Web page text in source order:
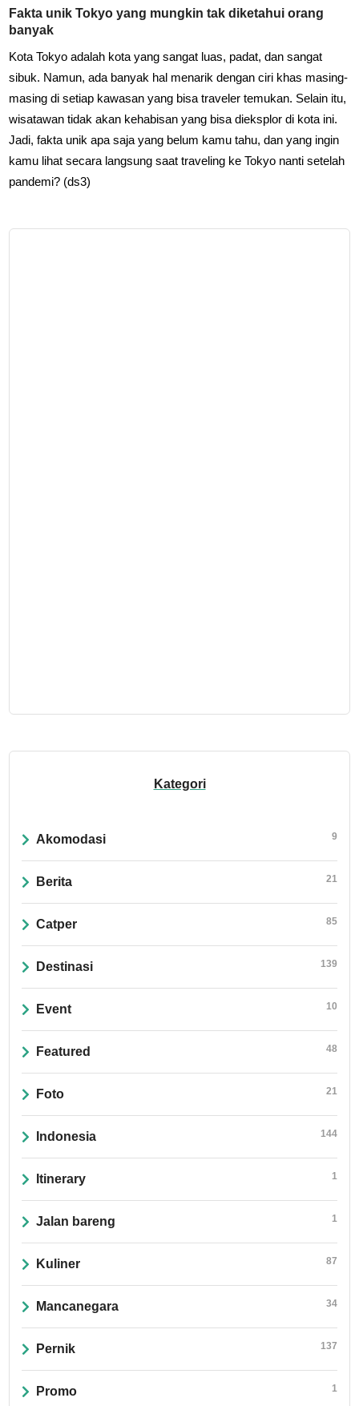
Fakta unik Tokyo yang mungkin tak diketahui orang
banyak
Kota Tokyo adalah kota yang sangat luas, padat, dan sangat
sibuk. Namun, ada banyak hal menarik dengan ciri khas masing-
masing di setiap kawasan yang bisa traveler temukan. Selain itu,
wisatawan tidak akan kehabisan yang bisa dieksplor di kota ini.
Jadi, fakta unik apa saja yang belum kamu tahu, dan yang ingin
kamu lihat secara langsung saat traveling ke Tokyo nanti setelah
pandemi? (ds3)
Kategori
Akomodasi 9
Berita 21
Catper 85
Destinasi 139
Event 10
Featured 48
Foto 21
Indonesia 144
Itinerary 1
Jalan bareng 1
Kuliner 87
Mancanegara 34
Pernik 137
Promo 1